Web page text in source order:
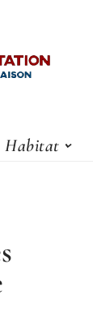
Habitat